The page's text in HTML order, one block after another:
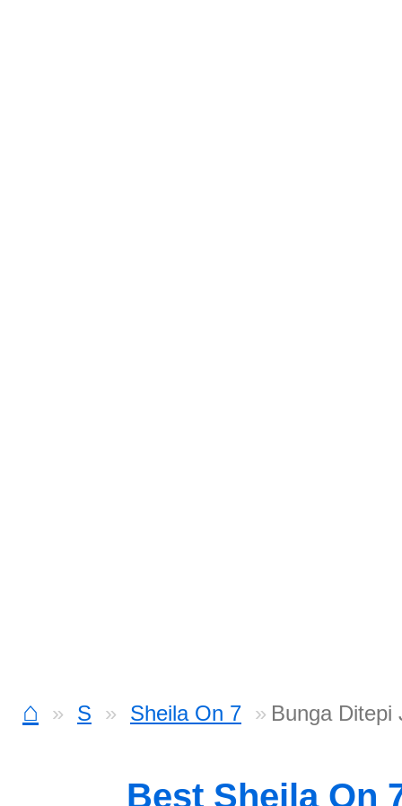
⌂ S Sheila On 7 Bunga Ditepi
Best Sheila On